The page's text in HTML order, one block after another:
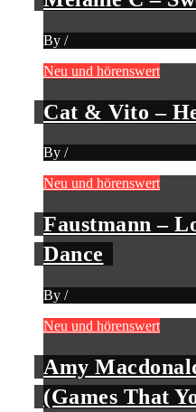
By /
Neu und hörenswert
Cat & Vito –
By /
Neu und hörenswert
Faustmann –
Dance
By /
Neu und hörenswert
Amy
(Games That